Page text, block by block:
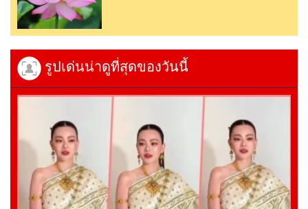
รูปเด่นน่าดูที่สุดของวันนี้